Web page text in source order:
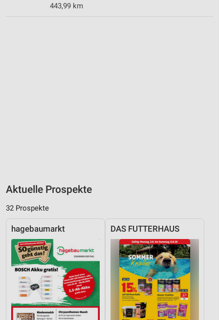
443,99 km
Aktuelle Prospekte
32 Prospekte
hagebaumarkt DAS FUTTERHAUS